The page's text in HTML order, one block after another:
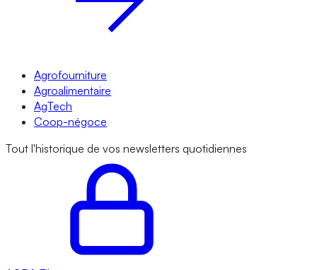
Agrofourniture
Agroalimentaire
AgTech
Coop-négoce
Tout l'historique de vos newsletters quotidiennes